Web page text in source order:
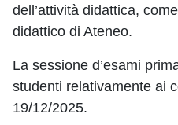
dell’attività didattica,
didattico di Ateneo.
La sessione d’esami
studenti relativamente ai
19/12/2025.